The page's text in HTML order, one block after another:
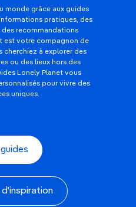
monde grâce aux guides
pratiques, des
recommandations
est votre compagnon de
cherchiez à explorer des
ou des lieux hors des
Lonely Planet vous
pour vivre des
uniques.